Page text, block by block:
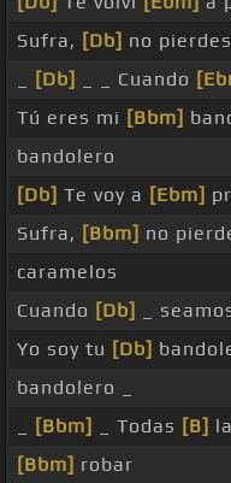
Sufra, [Db] no
[Db] _ _ Cuando
Tú eres mi [Bbm]
bandolero
[Db] Te voy a [Ebm]
Sufra, [Bbm] no
caramelos
Cuando [Db] _
Yo soy tu [Db]
bandolero _
[Bbm] _ Todas [B]
[Bbm] robar